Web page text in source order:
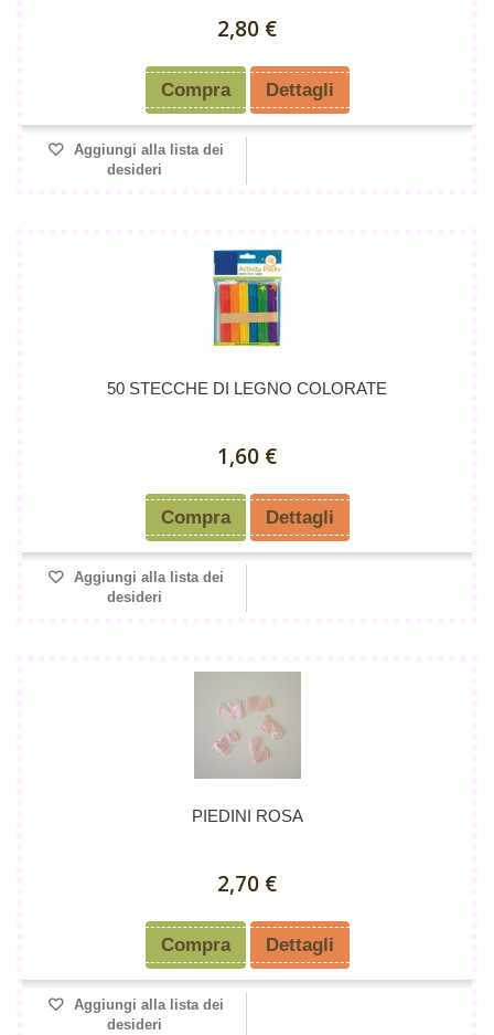
2,80 €
Compra Dettagli
Aggiungi alla lista dei
desideri
50 STECCHE DI LEGNO COLORATE
1,60 €
Compra Dettagli
Aggiungi alla lista dei
desideri
PIEDINI ROSA
2,70 €
Compra Dettagli
Aggiungi alla lista dei
desideri